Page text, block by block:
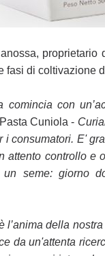
fasi di coltivazione
comincia con
Cuniola -
i consumatori. E'
attento controllo e
un seme: giorno
l’anima della
da un'attenta